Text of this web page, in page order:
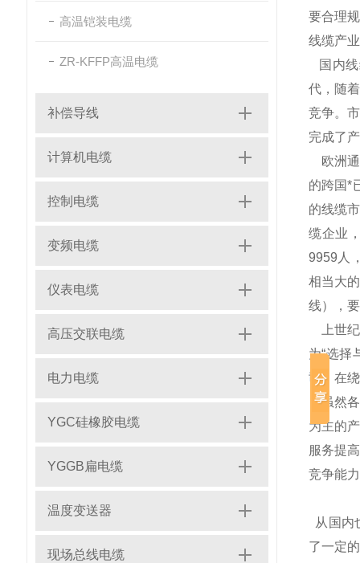
高温铠装电缆
ZR-KFFP高温电缆
补偿导线
计算机电缆
控制电缆
变频电缆
仪表电缆
高压交联电缆
电力电缆
YGC硅橡胶电缆
YGGB扁电缆
温度变送器
现场总线电缆
要合理
线缆产
国内线
代，随
竞争。
完成了
欧洲通
的跨国*
的线缆
缆企业
9959人
相当大
线），
上世纪
为“选择
司；在
虽然各
为主的
服务提
竞争能
从国内
了一定